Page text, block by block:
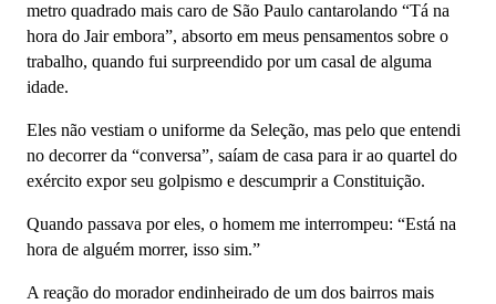
metro quadrado mais caro de São Paulo cantarolando “Tá na
hora do Jair embora”, absorto em meus pensamentos sobre o
trabalho, quando fui surpreendido por um casal de alguma
idade.
Eles não vestiam o uniforme da Seleção, mas pelo que entendi
no decorrer da “conversa”, saíam de casa para ir ao quartel do
exército expor seu golpismo e descumprir a Constituição.
Quando passava por eles, o homem me interrompeu: “Está na
hora de alguém morrer, isso sim.”
A reação do morador endinheirado de um dos bairros mais